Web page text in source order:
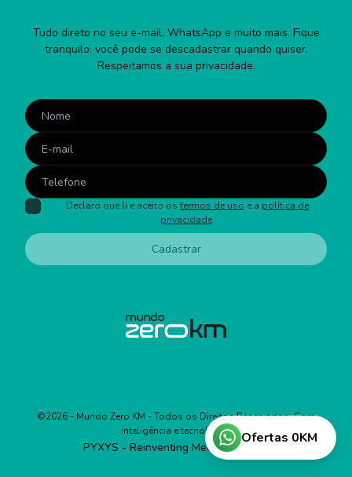
Ofertas 0KM
Tudo direto no seu e-mail, WhatsApp e muito mais. Fique
tranquilo: você pode se descadastrar quando quiser.
Respeitamos a sua privacidade.
Declaro que li e aceito os termos de uso e a política de
privacidade.
Cadastrar
©2026 - Mundo Zero KM - Todos os Direitos Reservados. Com
inteligência e tecnologia:
PYXYS - Reinventing Media Business